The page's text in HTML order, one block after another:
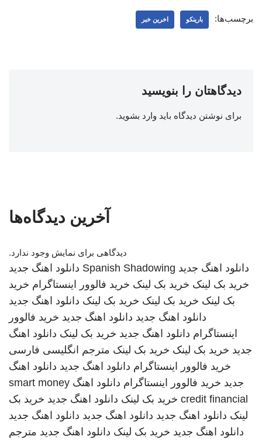
برچسب‌ها: بارینکو اخرین خبر
دیدگاهتان را بنویسید
برای نوشتن دیدگاه باید وارد بشوید.
آخرین دیدگاه‌ها
دیدگاهی برای نمایش وجود ندارد.
دانلود اهنگ جدید Spanish Shadowing دانلود اهنگ جدید
خرید بک لینک خرید بک لینک خرید فالوور اینستاگرام خرید
بک لینک خرید بک لینک خرید بک لینک دانلود اهنگ جدید
دانلود اهنگ جدید دانلود اهنگ جدید خرید فالوور
اینستاگرام دانلود اهنگ جدید خرید بک لینک دانلود اهنگ
جدید خرید بک لینک خرید بک لینک مترجم انگلیسی فارسی
خرید فالوور اینستاگرام دانلود اهنگ جدید دانلود اهنگ
جدید خرید فالوور اینستاگرام دانلود اهنگ smart money
credit financial خرید بک لینک دانلود اهنگ جدید خرید بک
لینک دانلود اهنگ جدید دانلود اهنگ جدید دانلود اهنگ جدید
دانلود اهنگ جدید خرید بک لینک دانلود اهنگ جدید مترجم